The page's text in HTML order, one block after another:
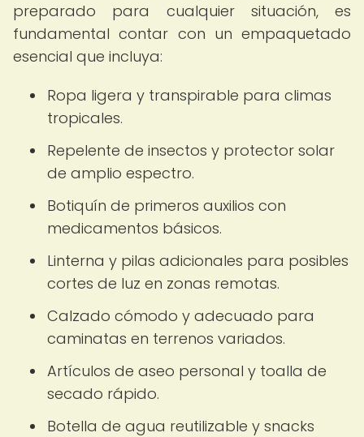
preparado para cualquier situación, es
fundamental contar con un empaquetado
esencial que incluya:
Ropa ligera y transpirable para climas
tropicales.
Repelente de insectos y protector solar
de amplio espectro.
Botiquín de primeros auxilios con
medicamentos básicos.
Linterna y pilas adicionales para posibles
cortes de luz en zonas remotas.
Calzado cómodo y adecuado para
caminatas en terrenos variados.
Artículos de aseo personal y toalla de
secado rápido.
Botella de agua reutilizable y snacks